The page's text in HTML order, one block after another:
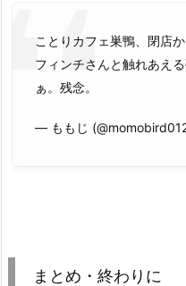
ことりカフェ巣鴨、閉店
フィンチさんと触れあえ
ぁ。残念。
— ももじ
まとめ・終わりに